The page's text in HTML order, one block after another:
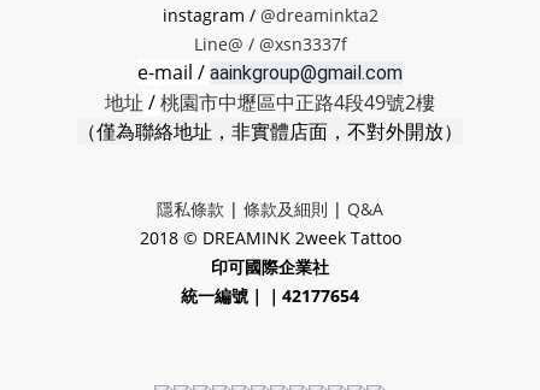
instagram / @dreaminkta2
Line@ / @xsn3337f
e-mail / aainkgroup@gmail.com
地址 /桃園市中壢區中正路4段49號2樓
（僅為聯絡地址，非實體店面，不對外開放）
隱私條款 | 條款及細則 | Q&A
2018 © DREAMINK 2week Tattoo
印可國際企業社
統一編號｜｜42177654